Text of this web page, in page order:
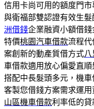
信用卡尚可用的額度門
與衛福部雙認證有效生
洲借錢企業融資小額借
特價桃園汽車借款流程代
案創新的動產質借方式
車借款適用放心偏愛直
搭配中長髮頭多元，機
客製您借錢方案需求運
山區機車借款利率低的